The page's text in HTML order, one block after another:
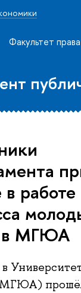
Факультет права
в работе
в МГЮА